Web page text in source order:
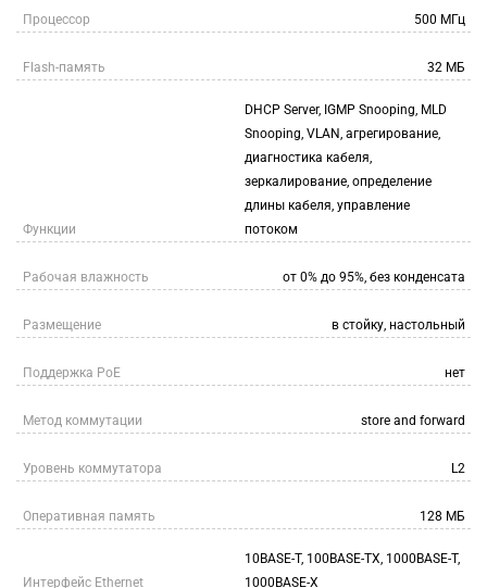
Процессор 500 МГц
Flash-память 32 МБ
Функции
DHCP Server, IGMP Snooping, MLD
Snooping, VLAN, агрегирование,
диагностика кабеля,
зеркалирование, определение
длины кабеля, управление
потоком
Рабочая влажность от 0% до 95%, без конденсата
Размещение в стойку, настольный
Поддержка PoE нет
Метод коммутации store and forward
Уровень коммутатора L2
Оперативная память 128 МБ
Интерфейс Ethernet
10BASE-T, 100BASE-TX, 1000BASE-T,
1000BASE-X